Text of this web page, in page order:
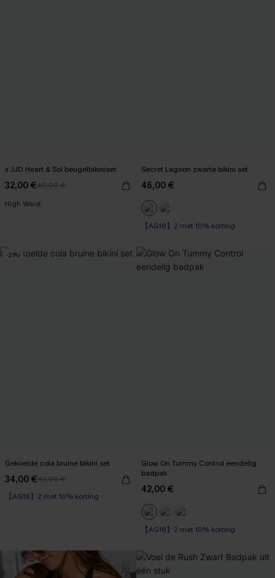
x JJD Heart & Sol beugelbikiniset
32,00 €40,00 €
High Waist
Secret Lagoon zwarte bikini set
46,00 €
【AG18】2 met 10% korting
Op voorraad
-21%
Gekoelde cola bruine bikini set
34,00 €43,00 €
【AG18】2 met 10% korting
High Waist
Glow On Tummy Control eendelig
badpak
42,00 €
【AG18】2 met 10% korting
Op voorraad